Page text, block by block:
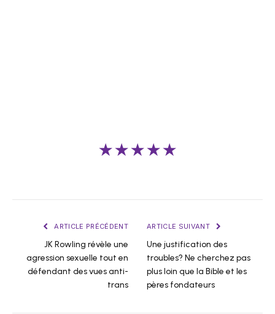
★★★★★
ARTICLE PRÉCÉDENT
JK Rowling révèle une
agression sexuelle tout en
défendant des vues anti-
trans
ARTICLE SUIVANT
Une justification des
troubles? Ne cherchez pas
plus loin que la Bible et les
pères fondateurs